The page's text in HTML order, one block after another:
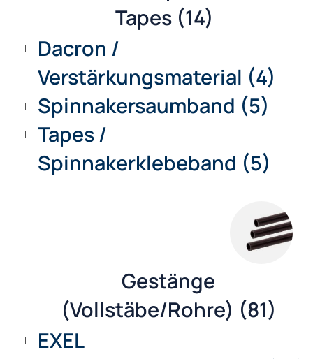
Dacron / Spinnaker /
Tapes (14)
Dacron /
Verstärkungsmaterial (4)
Spinnakersaumband (5)
Spinnakerklebeband (5)